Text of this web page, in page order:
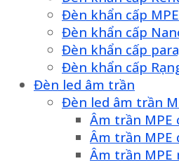
Đèn khẩn cấp MPE
Đèn khẩn cấp
Đèn khẩn cấp
Đèn khẩn cấp
Đèn led âm trần
Đèn led âm trần
Âm trần MPE
Âm trần MPE
Âm trần MPE